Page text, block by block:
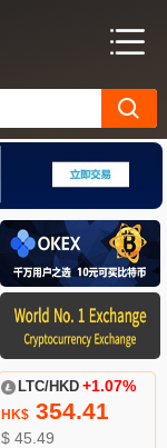
LTC/HKD +1.07%
HK$354.41
$ 45.49